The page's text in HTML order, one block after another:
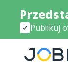
Publikuj